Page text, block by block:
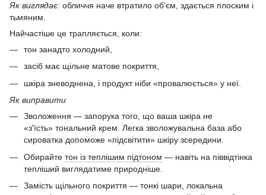
Як виглядає: обличчя наче втратило об’єм, здається плоским і
тьмяним.
Найчастіше це трапляється, коли:
тон занадто холодний,
засіб має щільне матове покриття,
шкіра зневоднена, і продукт ніби «провалюється» у неї.
Як виправити
Зволоження — запорука того, що ваша шкіра не
«з'їсть» тональний крем. Легка зволожувальна база або
сироватка допоможе «підсвітити» шкіру зсередини.
Обирайте тон із теплішим підтоном — навіть на піввідтінка
тепліший виглядатиме природніше.
Замість щільного покриття — тонкі шари, локальна